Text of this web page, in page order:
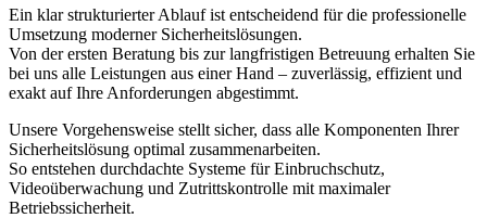
Ein klar strukturierter Ablauf ist entscheidend für die professionelle
Umsetzung moderner Sicherheitslösungen.
Von der ersten Beratung bis zur langfristigen Betreuung erhalten Sie
bei uns alle Leistungen aus einer Hand – zuverlässig, effizient und
exakt auf Ihre Anforderungen abgestimmt.
Unsere Vorgehensweise stellt sicher, dass alle Komponenten Ihrer
Sicherheitslösung optimal zusammenarbeiten.
So entstehen durchdachte Systeme für Einbruchschutz,
Videoüberwachung und Zutrittskontrolle mit maximaler
Betriebssicherheit.